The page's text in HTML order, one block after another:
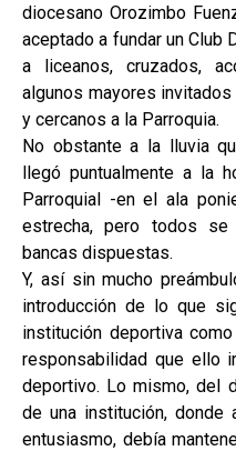
diocesano Orozimbo
aceptado a fundar un Club
a liceanos, cruzados,
algunos mayores
y cercanos a la Parroquia.
No obstante a la lluvia
llegó puntualmente a la
Parroquial -en el ala
estrecha, pero todos
bancas dispuestas.
Y, así sin mucho
introducción de lo que
institución deportiva
responsabilidad que ello
deportivo. Lo mismo, del
de una institución, donde
entusiasmo, debía